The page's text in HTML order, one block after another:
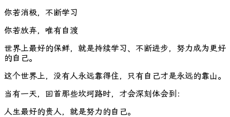
你若消极，不断学习
你若放弃，唯有自渡
世界上最好的保鲜，就是持续学习、不断进步，努力成为更好
的自己。
这个世界上，没有人永远靠得住，只有自己才是永远的靠山。
当有一天，回首那些坎坷路时，才会深刻体会到：
人生最好的贵人，就是努力的自己。